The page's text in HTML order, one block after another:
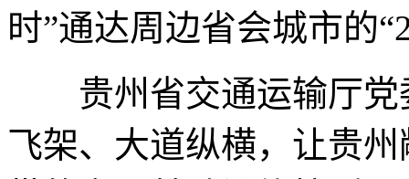
时”通达周边省会城市的
贵州省交通运输厅党
飞架、大道纵横，让贵